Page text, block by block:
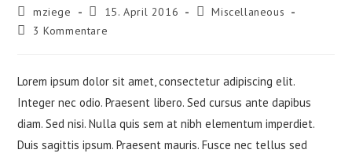
Beitrags-
Autor:
mziege
Beitrag
veröffentlicht:
15. April 2016
Beitrags-
Miscellaneous
Beitrags-
3 Kommentare
Lorem ipsum dolor sit amet, consectetur adipiscing elit.
Integer nec odio. Praesent libero. Sed cursus ante dapibus
diam. Sed nisi. Nulla quis sem at nibh elementum imperdiet.
Duis sagittis ipsum. Praesent mauris. Fusce nec tellus sed